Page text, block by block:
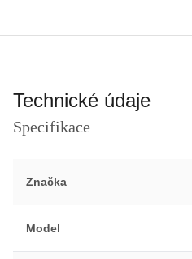
Technické údaje
Specifikace
Značka
Model